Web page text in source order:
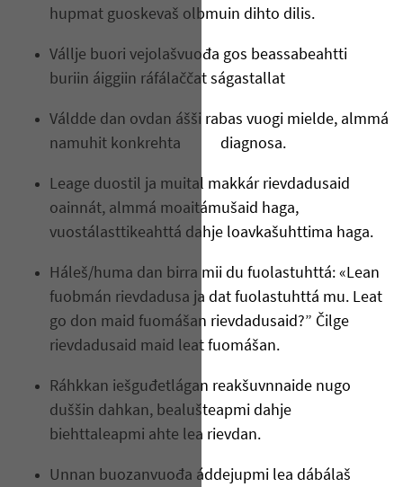
hupmat guoskevaš olbmuin dihto dilis.
Vállje buori vejolašvuođa gos beassabeahtti
buriin áiggiin ráfálaččat ságastallat
Váldde dan ovdan ášši rabas vuogi mielde, almmá
namuhit konkrehta diagnosa.
Leage duostil ja muital makkár rievdadusaid
oainnát, almmá moaitámušaid haga,
vuostálasttikeahttá dahje loavkašuhttima haga.
Háleš/huma dan birra mii du fuolastuhttá: «Lean
fuobmán rievdadusa ja dat fuolastuhttá mu. Leat
go don maid fuomášan rievdadusaid?” Čilge
rievdadusaid maid leat fuomášan.
Ráhkkan iešguđetlágan reakšuvnnaide nugo
duššin dahkan, bealušteapmi dahje
biehttaleapmi ahte lea rievdan.
Unnan buozanvuođa áddejupmi lea dábálaš